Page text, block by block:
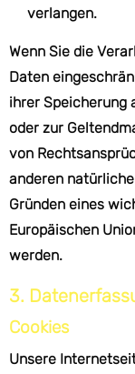
verlangen.
Wenn Sie die
Daten
ihrer Speicherung
oder zur
von
anderen
Gründen eines
Europäischen
werden.
3.
Cookies
Unsere